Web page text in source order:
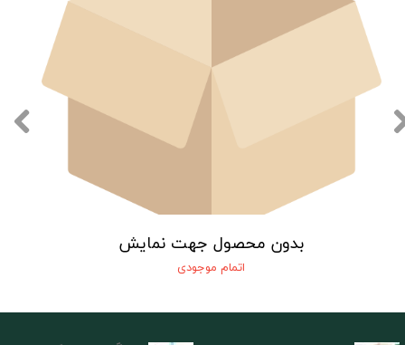
بدون محصول جهت نمایش
اتمام موجودی